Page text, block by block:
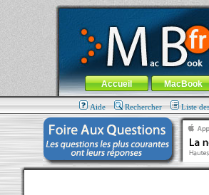
MacBook-fr.com : 100% Apple... 100% nomade !
Aller au contenu-Aller au menu
Menu général
Accueil MacBook
Aide Rechercher Liste